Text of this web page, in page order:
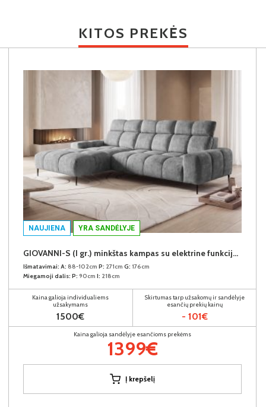
KITOS PREKĖS
NAUJIENA YRA SANDĖLYJE
GIOVANNI-S (I gr.) minkštas kampas su elektrine funkcija (Aphrodite-21) K
Išmatavimai: A: 88-102cm P: 271cm G: 176cm
Miegamoji dalis: P: 90cm I: 218cm
Kaina galioja individualiems
užsakymams
1500€
Skirtumas tarp užsakomų ir sandėlyje
esančių prekių kainų
- 101€
Kaina galioja sandėlyje esančioms prekėms
1399€
Į krepšelį